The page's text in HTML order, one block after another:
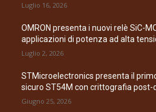
Luglio 16, 2026
OMRON presenta i nuovi relè SiC-
applicazioni di potenza ad alta
Luglio 2, 2026
STMicroelectronics presenta il
sicuro ST54M con crittografia
Giugno 25, 2026